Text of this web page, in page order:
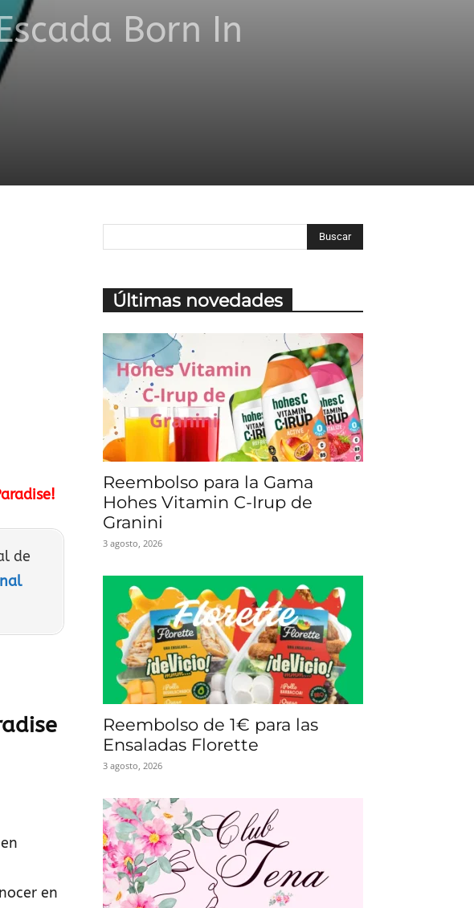
Born In
de
en
en
Últimas novedades
Reembolso para la Gama
Hohes Vitamin C-Irup de
Granini
3 agosto, 2026
Reembolso de 1€ para las
Ensaladas Florette
3 agosto, 2026